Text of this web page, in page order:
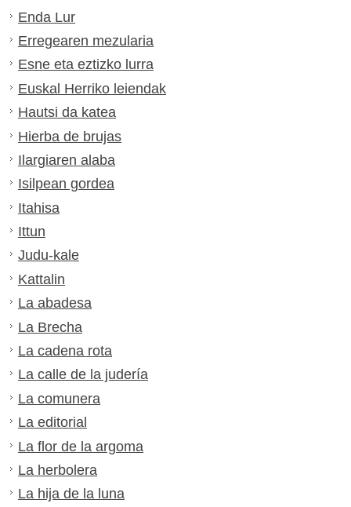
Enda Lur
Erregearen mezularia
Esne eta eztizko lurra
Euskal Herriko leiendak
Hautsi da katea
Hierba de brujas
Ilargiaren alaba
Isilpean gordea
Itahisa
Ittun
Judu-kale
Kattalin
La abadesa
La Brecha
La cadena rota
La calle de la judería
La comunera
La editorial
La flor de la argoma
La herbolera
La hija de la luna